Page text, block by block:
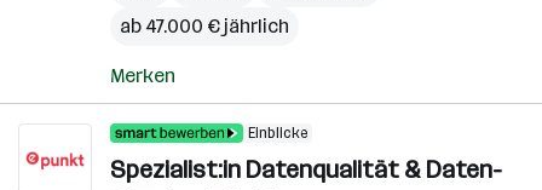
ab 47.000 € jährlich
Merken
Einblicke
Spezialist:in Datenqualität & Daten-